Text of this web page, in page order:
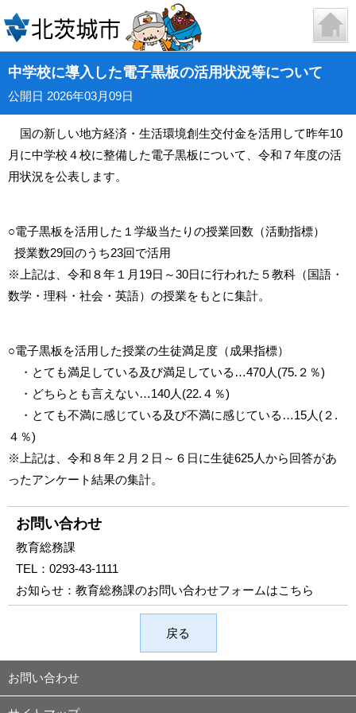
中学校に導入した電子黒板の活用状況等について
公開日 2026年03月09日
国の新しい地方経済・生活環境創生交付金を活用して昨年10
月に中学校４校に整備した電子黒板について、令和７年度の活
用状況を公表します。
○電子黒板を活用した１学級当たりの授業回数（活動指標）
授業数29回のうち23回で活用
※上記は、令和８年１月19日～30日に行われた５教科（国語・
数学・理科・社会・英語）の授業をもとに集計。
○電子黒板を活用した授業の生徒満足度（成果指標）
・とても満足している及び満足している…470人(75.２％)
・どちらとも言えない…140人(22.４％)
・とても不満に感じている及び不満に感じている…15人(２.
４％)
※上記は、令和８年２月２日～６日に生徒625人から回答があ
ったアンケート結果の集計。
お問い合わせ
教育総務課
TEL： 0293-43-1111
お知らせ： 教育総務課のお問い合わせフォームはこちら
戻る
お問い合わせ